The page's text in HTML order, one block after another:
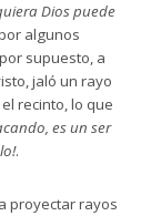
Dios puede
algunos
supuesto, a
jaló un rayo
recinto, lo que
es un ser
.
proyectar rayos